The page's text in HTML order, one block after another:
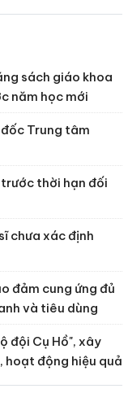
sách giáo khoa
năm học mới
Trung tâm
trước thời hạn đối
chưa xác định
đảm cung ứng đủ
và tiêu dùng
đội Cụ Hồ", xây
hoạt động hiệu quả